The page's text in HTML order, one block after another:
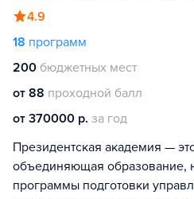
4.9
18 программ
200 бюджетных мест
от 88 проходной балл
от 370000 р. за год
Президентская академия —
объединяющая образование,
программы подготовки